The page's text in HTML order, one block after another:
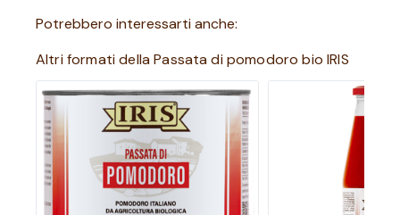
Potrebbero interessarti anche:
Altri formati della Passata di pomodoro bio IRIS